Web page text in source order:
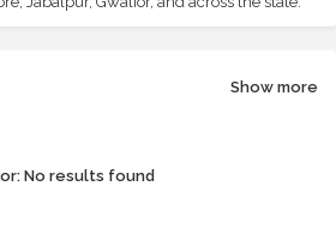
Show more
No results found